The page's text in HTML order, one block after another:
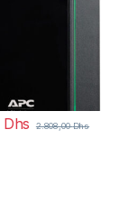
Dhs 2.808,00Dhs